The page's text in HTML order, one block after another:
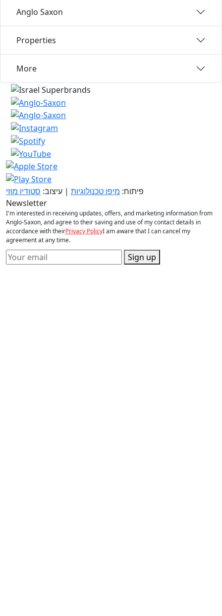
Anglo Saxon
Properties
More
פיתוח: מיפו טכנולוגיות | עיצוב: סטודיו מוזי
Newsletter
I'm interested in receiving updates, offers, and marketing information from
Anglo-Saxon, and agree to their saving and use of my contact details in
accordance with theirPrivacy PolicyI am aware that I can cancel my
agreement at any time.
Sign up